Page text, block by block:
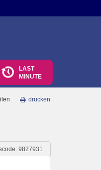
LAST
MINUTE
drucken
9827931